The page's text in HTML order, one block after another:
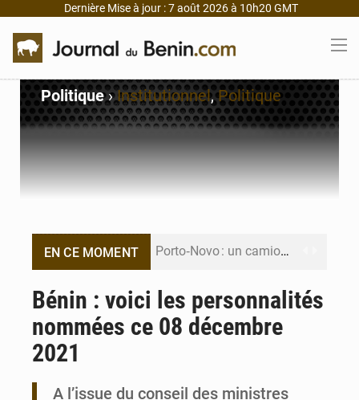
Dernière Mise à jour : 7 août 2026 à 10h20 GMT
Politique›Institutionnel,Politique
EN CE MOMENT Porto‑Novo : un camion de produits pétroliers embrase Avakpa
Patrice Talon prend la tête du premier bureau du Sénat du Bénin
Bénin : Djogbénou inspecte le chantier du siège de l’Assemblée
Bénin : Le CEG La Verdure de Ouèdo fait sa mue pour la rentrée
Bénin : voici les personnalités
nommées ce 08 décembre
2021
A l’issue du conseil des ministres